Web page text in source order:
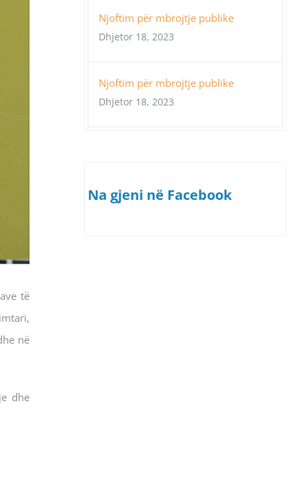
të
në
dhe
Njoftim për mbrojtje publike
Dhjetor 18, 2023
Njoftim për mbrojtje publike
Dhjetor 18, 2023
Na gjeni në Facebook